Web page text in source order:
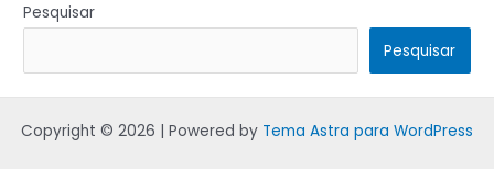
Pesquisar
Pesquisar
Copyright © 2026 | Powered by Tema Astra para WordPress